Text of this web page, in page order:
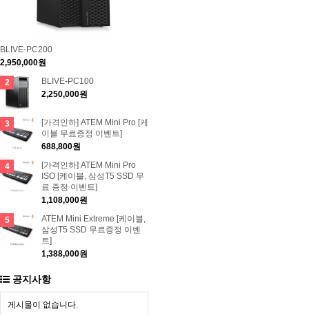
BLIVE-PC200
2,950,000원
2
BLIVE-PC100
2,250,000원
3
[가격인하] ATEM Mini Pro [케
이블 무료증정 이벤트]
688,800원
4
[가격인하] ATEM Mini Pro
ISO [케이블, 삼성T5 SSD 무
료 증정 이벤트]
1,108,000원
5
ATEM Mini Extreme [케이블,
삼성T5 SSD 무료증정 이벤
트]
1,388,000원
공지사항
게시물이 없습니다.